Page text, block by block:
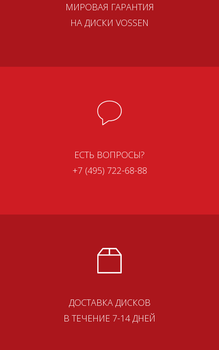
МИРОВАЯ ГАРАНТИЯ
НА ДИСКИ VOSSEN
ЕСТЬ ВОПРОСЫ?
+7 (495) 722-68-88
ДОСТАВКА ДИСКОВ
В ТЕЧЕНИЕ 7-14 ДНЕЙ